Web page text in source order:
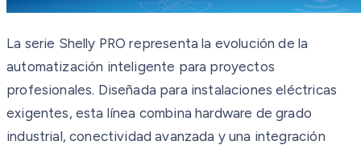
La serie Shelly PRO representa la evolución de la
automatización inteligente para proyectos
profesionales. Diseñada para instalaciones eléctricas
exigentes, esta línea combina hardware de grado
industrial, conectividad avanzada y una integración